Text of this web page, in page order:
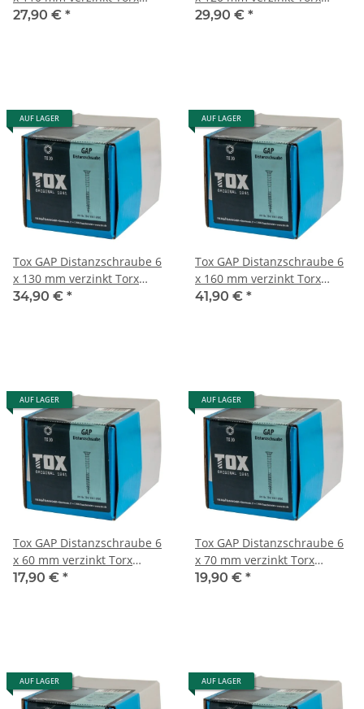
100Stk
27,90 € *
100Stk
29,90 € *
AUF LAGER
Tox GAP Distanzschraube 6
x 130 mm verzinkt Torx
100Stk
34,90 € *
AUF LAGER
Tox GAP Distanzschraube 6
x 160 mm verzinkt Torx
100Stk
41,90 € *
AUF LAGER
Tox GAP Distanzschraube 6
x 60 mm verzinkt Torx
100Stk
17,90 € *
AUF LAGER
Tox GAP Distanzschraube 6
x 70 mm verzinkt Torx
100Stk
19,90 € *
AUF LAGER AUF LAGER